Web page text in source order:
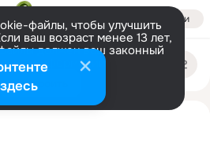
Войти
файлы, чтобы улучшить
ваш возраст менее 13 лет,
должен ваш законный
информации
Настроить